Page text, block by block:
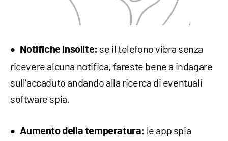
Notifiche insolite: se il telefono vibra senza
ricevere alcuna notifica, fareste bene a indagare
sull'accaduto andando alla ricerca di eventuali
software spia.
Aumento della temperatura: le app spia